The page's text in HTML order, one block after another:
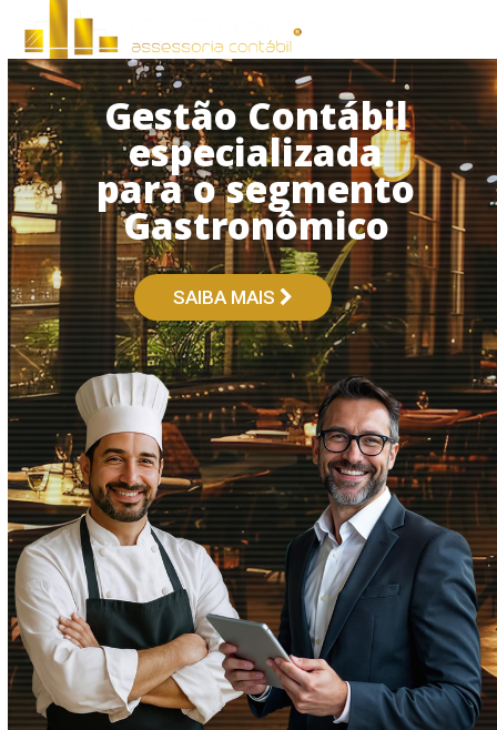
content
Open
mobile
menu
Close
mobile
menu
Gestão Contábil
especializada
para o segmento
Gastronômico
SAIBA MAIS